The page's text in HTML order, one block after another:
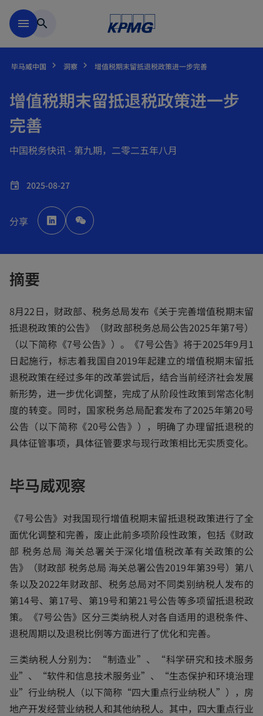
menu search
毕马威中国 洞察 增值税期末留抵退税政策进一步完善
增值税期末留抵退税政策进一步
完善
中国税务快讯 - 第九期，二零二五年八月
event 2025-08-27
分享 p
e
n
摘要
8月22日，财政部、税务总局发布《关于完善增值税期末留
抵退税政策的公告》（财政部税务总局公告2025年第7号）
（以下简称《7号公告》）。《7号公告》将于2025年9月1
日起施行，标志着我国自2019年起建立的增值税期末留抵
退税政策在经过多年的改革尝试后，结合当前经济社会发展
新形势，进一步优化调整，完成了从阶段性政策到常态化制
度的转变。同时，国家税务总局配套发布了2025年第20号
公告（以下简称《20号公告》），明确了办理留抵退税的
具体征管事项，具体征管要求与现行政策相比无实质变化。
毕马威观察
《7号公告》对我国现行增值税期末留抵退税政策进行了全
面优化调整和完善，废止此前多项阶段性政策，包括《财政
部 税务总局 海关总署关于深化增值税改革有关政策的公
告》（财政部 税务总局 海关总署公告2019年第39号）第八
条以及2022年财政部、税务总局对不同类别纳税人发布的
第14号、第17号、第19号和第21号公告等多项留抵退税政
策。《7号公告》区分三类纳税人对各自适用的退税条件、
退税周期以及退税比例等方面进行了优化和完善。
三类纳税人分别为：“制造业”、“科学研究和技术服务
业”、“软件和信息技术服务业”、“生态保护和环境治理
业”行业纳税人（以下简称“四大重点行业纳税人”），房
地产开发经营业纳税人和其他纳税人。其中，四大重点行业